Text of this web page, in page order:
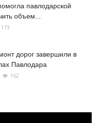
павлодарской
объем...
173
дорог завершили в
Павлодара
162